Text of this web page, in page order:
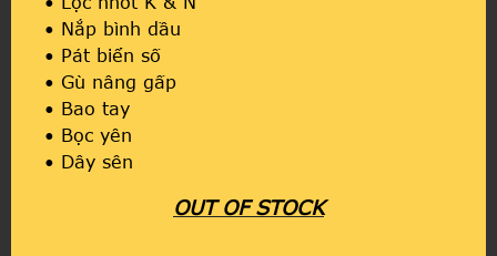
• Nắp bình dầu
• Pát biển số
• Gù nâng gấp
• Bao tay
• Bọc yên
• Dây sên
OUT OF STOCK